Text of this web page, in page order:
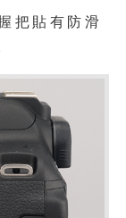
把貼有防滑